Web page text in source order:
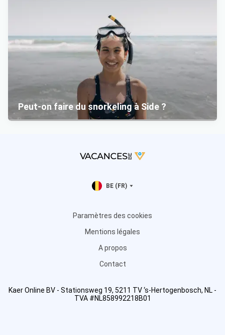
Peut-on faire du snorkeling à Side ?
BE (FR)
Paramètres des cookies
Mentions légales
A propos
Contact
Kaer Online BV - Stationsweg 19, 5211 TV ‘s-Hertogenbosch, NL -
TVA #NL858992218B01